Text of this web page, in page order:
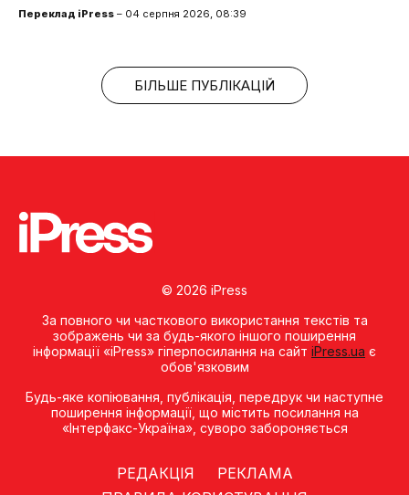
Переклад iPress – 04 серпня 2026, 08:39
БІЛЬШЕ ПУБЛІКАЦІЙ
© 2026 iPress
За повного чи часткового використання текстів та
зображень чи за будь-якого іншого поширення
інформації «iPress» гіперпосилання на сайт iPress.ua є
обов'язковим
Будь-яке копiювання, публiкацiя, передрук чи наступне
поширення iнформацiї, що мiстить посилання на
«Iнтерфакс-Україна», суворо забороняється
РЕДАКЦІЯ
РЕКЛАМА